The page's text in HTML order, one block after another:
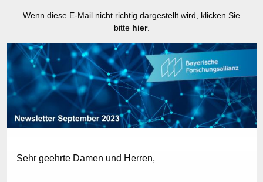
Wenn diese E-Mail nicht richtig dargestellt wird, klicken Sie
bitte hier.
Sehr geehrte Damen und Herren,